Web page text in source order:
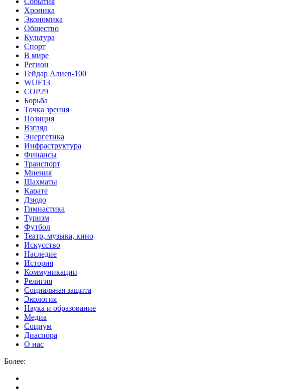
Хроника
Экономика
Общество
Культура
Спорт
В мире
Регион
Гейдар Алиев-100
WUF13
COP29
Борьба
Точка зрения
Позиция
Взгляд
Энергетика
Инфраструктура
Финансы
Транспорт
Мнения
Шахматы
Карате
Дзюдо
Гимнастика
Туризм
Футбол
Театр, музыка, кино
Искусство
Наследие
История
Коммуникации
Религия
Социальная защита
Экология
Наука и образование
Медиа
Социум
Диаспора
О нас
Более: